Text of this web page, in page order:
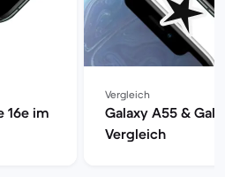
16e im
Vergleich
Galaxy A55 &
Vergleich